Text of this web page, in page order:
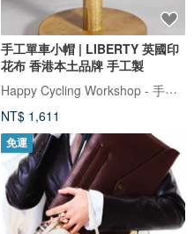
手工單車小帽 | LIBERTY 英國印
花布 香港本土品牌 手工製
Happy Cycling Workshop - 手工單車小帽
NT$ 1,611
免運